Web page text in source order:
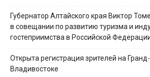
Губернатор Алтайского края Виктор
в совещании по развитию туризма и
гостеприимства в Российской
Открыта регистрация зрителей на
Владивостоке